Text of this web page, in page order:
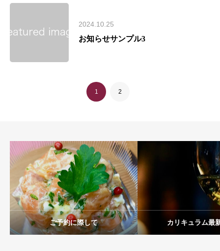
2024.10.25
お知らせサンプル3
1 2
ご予約に際して カリキュラム最